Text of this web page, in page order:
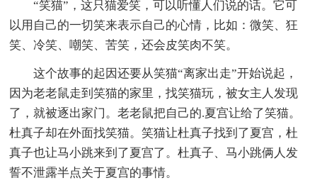
“笑猫”，这只猫爱笑，可以听懂人们说的话。它可
以用自己的一切笑来表示自己的心情，比如：微笑、狂
笑、冷笑、嘲笑、苦笑，还会皮笑肉不笑。
这个故事的起因还要从笑猫“离家出走”开始说起，
因为老老鼠走到笑猫的家里，找笑猫玩，被女主人发现
了，就被逐出家门。老老鼠把自己的.夏宫让给了笑猫。
杜真子却在外面找笑猫。笑猫让杜真子找到了夏宫，杜
真子也让马小跳来到了夏宫了。杜真子、马小跳俩人发
誓不泄露半点关于夏宫的事情。